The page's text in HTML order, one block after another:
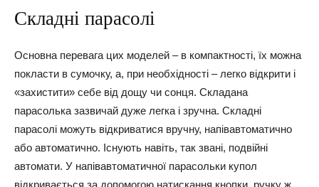
Складні парасолі
Основна перевага цих моделей – в компактності, їх можна
покласти в сумочку, а, при необхідності – легко відкрити і
«захистити» себе від дощу чи сонця. Складана
парасолька зазвичай дуже легка і зручна. Складні
парасолі можуть відкриватися вручну, напівавтоматично
або автоматично. Існують навіть, так звані, подвійні
автомати. У напівавтоматичної парасольки купол
відкривається за допомогою натискання кнопки, ручку ж